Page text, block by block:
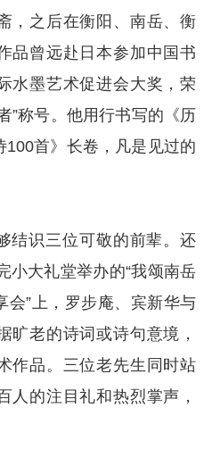
，之后在衡阳、南岳、衡
品曾远赴日本参加中国书
水墨艺术促进会大奖，荣
”称号。他用行书写的《历
首》长卷，凡是见过的
结识三位可敬的前辈。还
小大礼堂举办的“我颂南岳
”上，罗步庵、宾新华与
旷老的诗词或诗句意境，
作品。三位老先生同时站
人的注目礼和热烈掌声，